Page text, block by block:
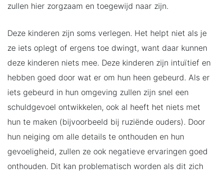
zullen hier zorgzaam en toegewijd naar zijn.
Deze kinderen zijn soms verlegen. Het helpt niet als je
ze iets oplegt of ergens toe dwingt, want daar kunnen
deze kinderen niets mee. Deze kinderen zijn intuïtief en
hebben goed door wat er om hun heen gebeurd. Als er
iets gebeurd in hun omgeving zullen zijn snel een
schuldgevoel ontwikkelen, ook al heeft het niets met
hun te maken (bijvoorbeeld bij ruziënde ouders). Door
hun neiging om alle details te onthouden en hun
gevoeligheid, zullen ze ook negatieve ervaringen goed
onthouden. Dit kan problematisch worden als dit zich